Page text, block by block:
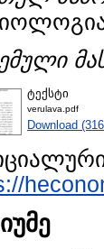
ტექსტი
verulava.pdf
Download